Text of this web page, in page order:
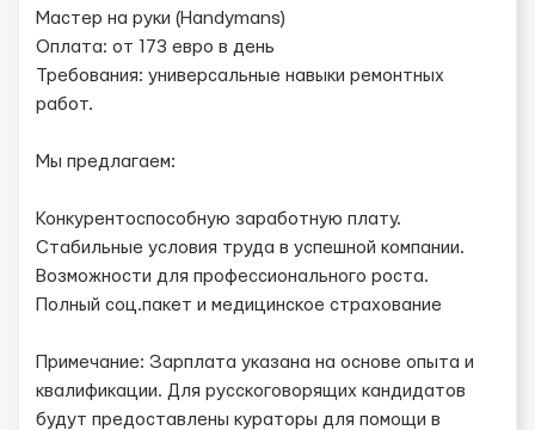
Мастер на руки (Handymans)
Оплата: от 173 евро в день
Требования: универсальные навыки ремонтных
работ.
Мы предлагаем:
Конкурентоспособную заработную плату.
Стабильные условия труда в успешной компании.
Возможности для профессионального роста.
Полный соц.пакет и медицинское страхование
Примечание: Зарплата указана на основе опыта и
квалификации. Для русскоговорящих кандидатов
будут предоставлены кураторы для помощи в